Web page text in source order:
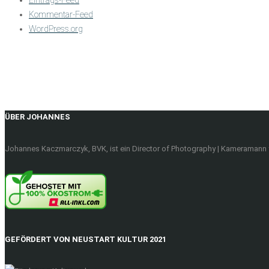
Kommentar-Feed
WordPress.org
ÜBER JOHANNES
Johannes Kaczmarczyk, BVK, ist ein Director of Photography |
GEFÖRDERT VON NEUSTART KULTUR 2021